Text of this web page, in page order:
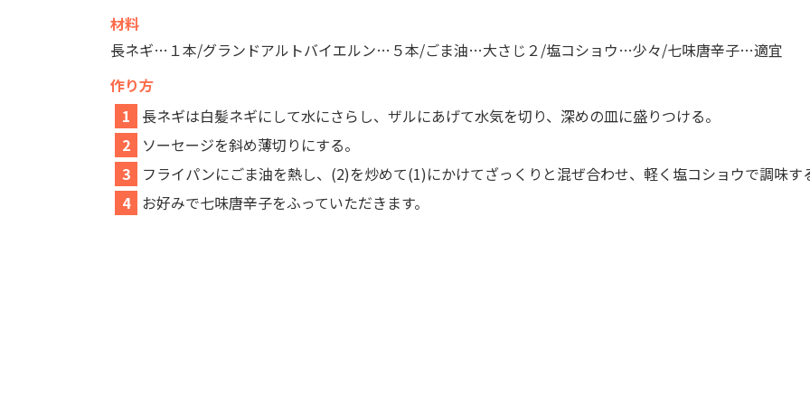
材料
長ネギ…１本/グランドアルトバイエルン…５本/ごま油…大さじ２/塩コショウ…少々/七味唐辛子…適宜
作り方
1
長ネギは白髪ネギにして水にさらし、ザルにあげて水気を切り、深めの皿に盛りつける。
2
ソーセージを斜め薄切りにする。
3
フライパンにごま油を熱し、(2)を炒めて(1)にかけてざっくりと混ぜ合わせ、軽く塩コショウで調味す
4 お好みで七味唐辛子をふっていただきます。